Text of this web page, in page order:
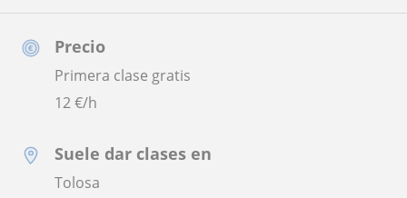
Precio
Primera clase gratis
12€/h
Suele dar clases en
Tolosa